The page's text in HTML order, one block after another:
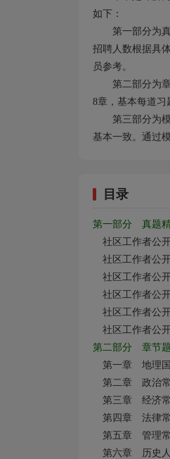
如下：
第一部分为
招聘人数根据具
员参考。
第二部分为
8章，基本每道习
第三部分为
基本一致。通过
目录
第一部分 真题
社区工作者公
社区工作者公
社区工作者公
社区工作者公
社区工作者公
社区工作者公
第二部分 章节
第一章 地理国
第二章 政治
第三章 经济
第四章 法律
第五章 管理
第六章 历史人